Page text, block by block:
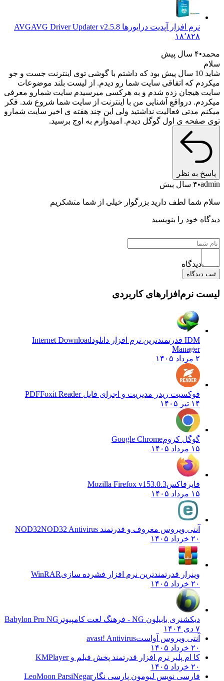
نرم افزار آپدیت درایورها AVGAVG Driver Updater v2.5.8
۱۸٬۸۲۸
۴ سال پیش
شاید 10 سال پیش بود که داشتم با گوشی توی اینترنت جست و جو
که اتفاقی سایت شما رو دیدم. از لیست بلند موضوعات
هیجان زده شدم و به هرکسی میرسیدم سایت شمارو معرفی
درواقع آشنایی من با اینترنت از سایت شما شروع شد. فکر
مدتی فعالیت نداشتید ولی این چند هفته ی اخیر سایت شمارو
ی اول گوگل دیدم. امیدوارم به اوج برسید.
به نظر
۴ سال پیش
شما لطف دارید بزرگوار خیلی از شما متشکریم
خود را بنویسید
دیدگاه
نرم‌افزارهای کاربردی
Internet Download
Manager
فوکسیت ریدر مدیریت و اجرای فایل PDF Foxit Reader
گوگل کروم Google Chrome
فایرفاکسMozilla Firefox v153.0.3
آنتی ویروس معروف و قدرتمند NOD32 NOD32 Antivirus
وینرار قدرتمندترین نرم افزار فشرده سازیWinRAR
دیکشنری بابیلون NG - فرهنگ لغت کامپیوتر
Babylon Pro NG
آنتی ویروس آواستavast! Antivirus
کا ام پلیر نرم افزار قدرتمند پخش فیلم وKMPlayer
فارسی نویس لیومون پارسی نگار LeoMoon ParsiNegar